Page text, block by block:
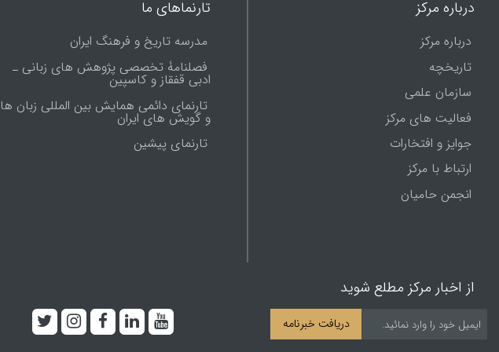
درباره مرکز
درباره مرکز
تاریخچه
سازمان علمی
فعالیت های مرکز
جوایز و افتخارات
ارتباط با مرکز
انجمن حامیان
تارنماهای ما
مدرسه تاریخ و فرهنگ ایران
فصلنامۀ تخصصی پژوهش های زبانی ـ
ادبی قفقاز و کاسپین
تارنمای دائمی همایش بین المللی زبان ها
و گویش های ایران
تارنماى پيشين
از اخبار مرکز مطلع شوید
دریافت خبرنامه